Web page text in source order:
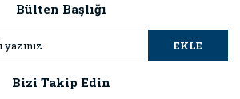
Bülten Başlığı
EKLE
Bizi Takip Edin